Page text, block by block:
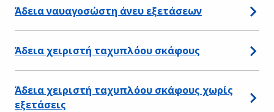
Άδεια ναυαγοσώστη άνευ εξετάσεων
Άδεια χειριστή ταχυπλόου σκάφους
Άδεια χειριστή ταχυπλόου σκάφους χωρίς
εξετάσεις